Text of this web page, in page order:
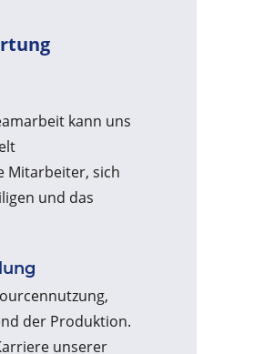
kann uns
Mitarbeiter, sich
und das
der Produktion.
unserer